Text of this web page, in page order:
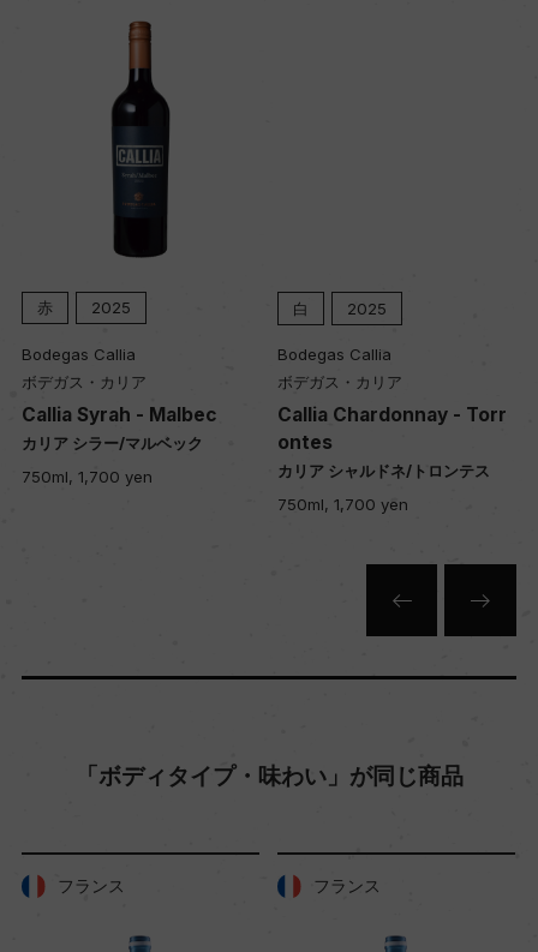
品質分類・原産地呼称
入数
12
色
白
赤 2025
Bodegas Callia
ボデガス・カリア
Callia Syrah - Malbec
カリア シラー/マルベック
750ml, 1,700 yen
白 2025
Bodegas Callia
ボデガス・カリア
Callia Chardonnay - Torr
ontes
カリア シャルドネ/トロンテス
750ml, 1,700 yen
「ボディタイプ・味わい」が同じ商品
フランス フランス